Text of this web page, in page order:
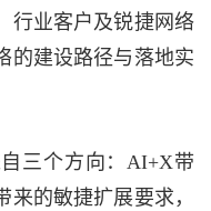
行业客户及锐捷网络
的建设路径与落地实
三个方向：AI+X带
的敏捷扩展要求，